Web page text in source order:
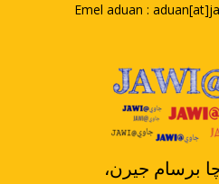
Emel aduan :
برسام جيرن